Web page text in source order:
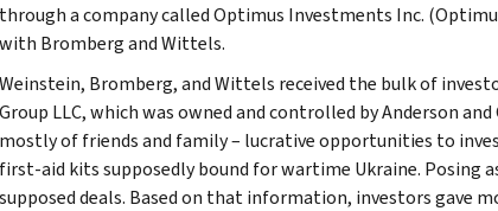
through a company called Optimus Investments Inc.
with Bromberg and Wittels.
Weinstein, Bromberg, and Wittels received the bulk of
Group LLC, which was owned and controlled by Anderson
mostly of friends and family – lucrative opportunities to
first-aid kits supposedly bound for wartime Ukraine. Posing
supposed deals. Based on that information, investors gave